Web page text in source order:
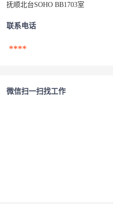
抚顺北台SOHO BB1703室
联系电话
****
微信扫一扫找工作